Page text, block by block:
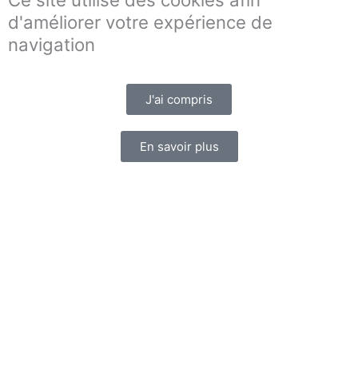
d'améliorer votre expérience de
navigation
J'ai compris
En savoir plus